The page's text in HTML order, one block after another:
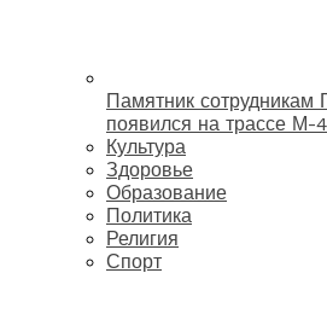
Памятник сотрудникам
появился на трассе М-
Культура
Здоровье
Образование
Политика
Религия
Спорт